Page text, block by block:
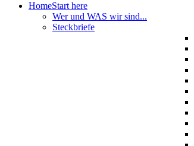
HomeStart here
Wer und WAS wir sind...
Steckbriefe